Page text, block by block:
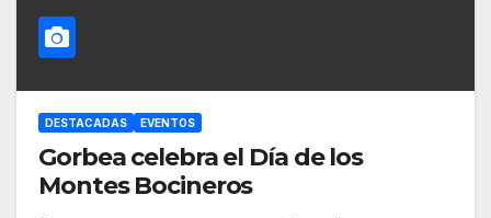
DESTACADAS EVENTOS
Gorbea celebra el Día de los
Montes Bocineros